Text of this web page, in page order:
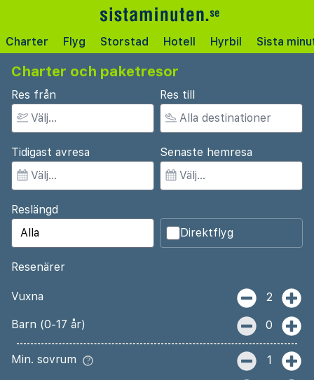
Charter Flyg Storstad Hotell Hyrbil Sista
Charter och paketresor
Res från Res till
Tidigast avresa Senaste hemresa
Reslängd
Direktflyg
Resenärer
Vuxna 2
Barn (0-17 år) 0
Min. sovrum 1